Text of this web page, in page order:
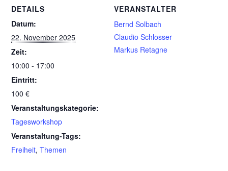
DETAILS
Datum:
22. November 2025
Zeit:
10:00 - 17:00
Eintritt:
100 €
Veranstaltungskategorie:
Tagesworkshop
Veranstaltung-Tags:
Freiheit,Themen
VERANSTALTER
Bernd Solbach
Claudio Schlosser
Markus Retagne